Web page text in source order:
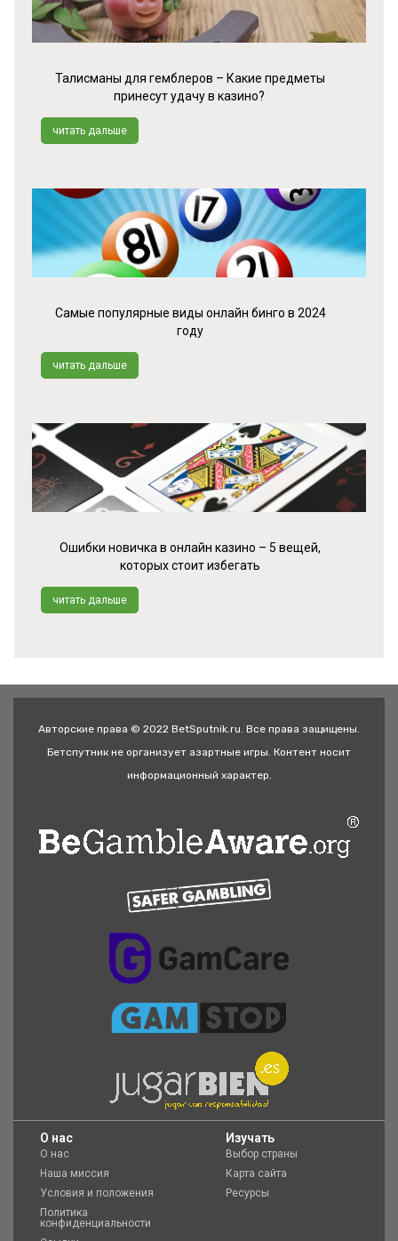
Талисманы для гемблеров – Какие предметы
принесут удачу в казино?
читать дальше
Самые популярные виды онлайн бинго в 2024
году
читать дальше
Ошибки новичка в онлайн казино – 5 вещей,
которых стоит избегать
читать дальше
Авторские права © 2022 BetSputnik.ru. Все права защищены.
Бетспутник не организует азартные игры. Контент носит
информационный характер.
O нас
О нас
Наша миссия
Условия и положения
Политика
конфиденциальности
Изучать
Выбор страны
Карта сайта
Ресурсы